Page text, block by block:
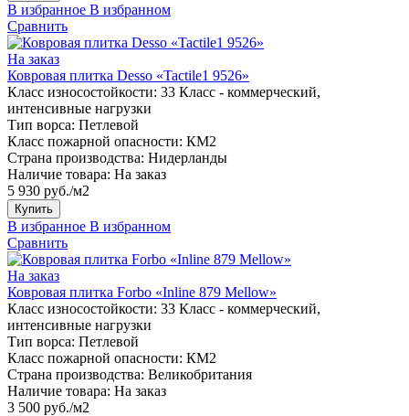
В избранное В избранном
Сравнить
На заказ
Ковровая плитка Desso «Tactile1 9526»
Класс износостойкости: 33 Класс - коммерческий,
интенсивные нагрузки
Тип ворса: Петлевой
Класс пожарной опасности: КМ2
Страна производства: Нидерланды
Наличие товара: На заказ
5 930 руб./м2
Купить
В избранное В избранном
Сравнить
На заказ
Ковровая плитка Forbo «Inline 879 Mellow»
Класс износостойкости: 33 Класс - коммерческий,
интенсивные нагрузки
Тип ворса: Петлевой
Класс пожарной опасности: КМ2
Страна производства: Великобритания
Наличие товара: На заказ
3 500 руб./м2